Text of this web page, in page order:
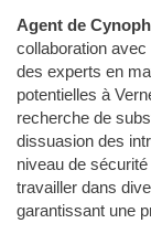
Agent de
collaboration
des experts en
potentielles à
recherche de
dissuasion des
niveau de
travailler dans
garantissant une